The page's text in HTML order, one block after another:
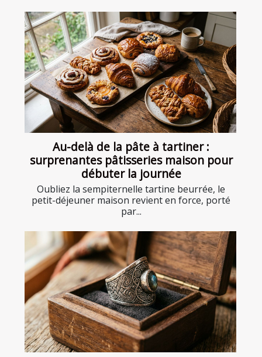
Au-delà de la pâte à tartiner :
surprenantes pâtisseries maison pour
débuter la journée
Oubliez la sempiternelle tartine beurrée, le
petit-déjeuner maison revient en force, porté
par...